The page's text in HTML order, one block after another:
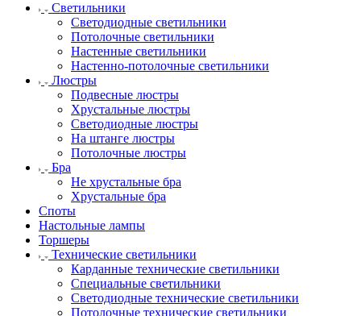
Светильники
Светодиодные светильники
Потолочные светильники
Настенные светильники
Настенно-потолочные светильники
Люстры
Подвесные люстры
Хрустальные люстры
Светодиодные люстры
На штанге люстры
Потолочные люстры
Бра
Не хрустальные бра
Хрустальные бра
Споты
Настольные лампы
Торшеры
Технические светильники
Карданные технические светильники
Специальные светильники
Светодиодные технические светильники
Потолочные технические светильники